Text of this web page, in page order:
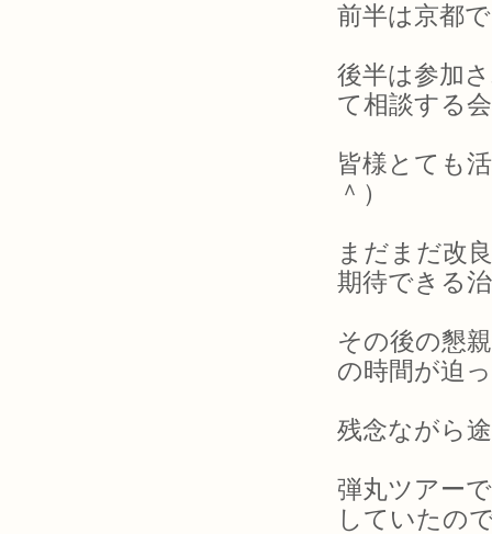
前半は京都
後半は参加
て相談する
皆様とても
＾）
まだまだ改
期待できる
その後の懇
の時間が迫
残念ながら
弾丸ツアー
していたの